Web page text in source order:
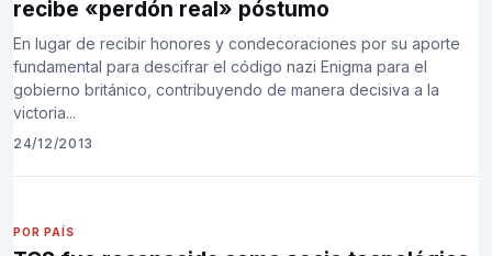
recibe «perdón real» póstumo
En lugar de recibir honores y condecoraciones por su aporte
fundamental para descifrar el código nazi Enigma para el
gobierno británico, contribuyendo de manera decisiva a la
victoria...
24/12/2013
POR PAÍS